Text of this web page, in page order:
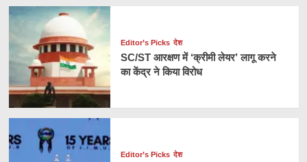
Editor’s Picks देश
SC/ST आरक्षण में ‘क्रीमी लेयर’ लागू करने
का केंद्र ने किया विरोध
Editor’s Picks देश